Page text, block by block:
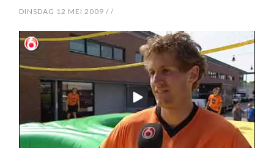
DINSDAG 12 MEI 2009 //